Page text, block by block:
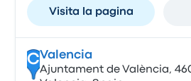
Visita la pagina
CValencia
Ajuntament de València,